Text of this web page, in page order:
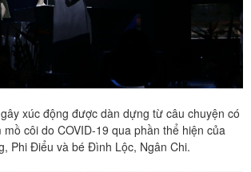
gây xúc động được dàn dựng từ câu chuyện có
côi do COVID-19 qua phần thể hiện của
Phi Điểu và bé Đình Lộc, Ngân Chi.